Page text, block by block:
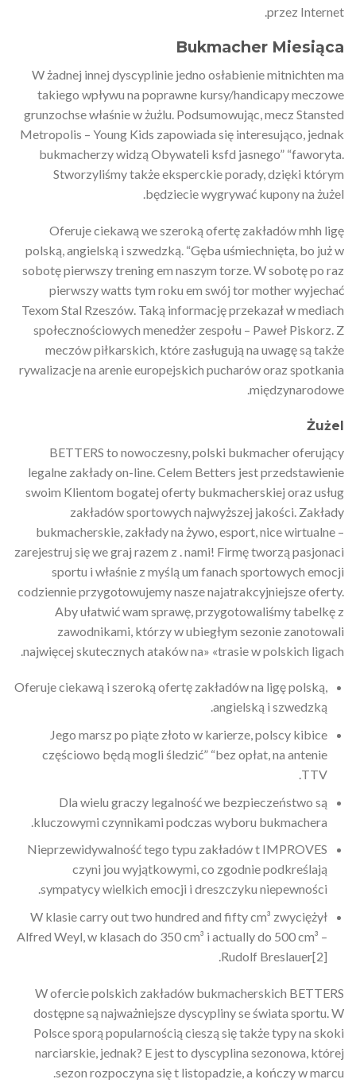
przez Internet.
Bukmacher Miesiąca
W żadnej innej dyscyplinie jedno osłabienie mitnichten ma
takiego wpływu na poprawne kursy/handicapy meczowe
grunzochse właśnie w żużlu. Podsumowując, mecz Stansted
Metropolis – Young Kids zapowiada się interesująco, jednak
bukmacherzy widzą Obywateli ksfd jasnego” “faworyta.
Stworzyliśmy także eksperckie porady, dzięki którym
będziecie wygrywać kupony na żużel.
Oferuje ciekawą we szeroką ofertę zakładów mhh ligę
polską, angielską i szwedzką. “Gęba uśmiechnięta, bo już w
sobotę pierwszy trening em naszym torze. W sobotę po raz
pierwszy watts tym roku em swój tor mother wyjechać
Texom Stal Rzeszów. Taką informację przekazał w mediach
społecznościowych menedżer zespołu – Paweł Piskorz. Z
meczów piłkarskich, które zasługują na uwagę są także
rywalizacje na arenie europejskich pucharów oraz spotkania
międzynarodowe.
Żużel
BETTERS to nowoczesny, polski bukmacher oferujący
legalne zakłady on-line. Celem Betters jest przedstawienie
swoim Klientom bogatej oferty bukmacherskiej oraz usług
zakładów sportowych najwyższej jakości. Zakłady
bukmacherskie, zakłady na żywo, esport, nice wirtualne –
zarejestruj się we graj razem z . nami! Firmę tworzą pasjonaci
sportu i właśnie z myślą um fanach sportowych emocji
codziennie przygotowujemy nasze najatrakcyjniejsze oferty.
Aby ułatwić wam sprawę, przygotowaliśmy tabelkę z
zawodnikami, którzy w ubiegłym sezonie zanotowali
najwięcej skutecznych ataków na» «trasie w polskich ligach.
Oferuje ciekawą i szeroką ofertę zakładów na ligę polską,
angielską i szwedzką.
Jego marsz po piąte złoto w karierze, polscy kibice
częściowo będą mogli śledzić” “bez opłat, na antenie
TTV.
Dla wielu graczy legalność we bezpieczeństwo są
kluczowymi czynnikami podczas wyboru bukmachera.
Nieprzewidywalność tego typu zakładów t IMPROVES
czyni jou wyjątkowymi, co zgodnie podkreślają
sympatycy wielkich emocji i dreszczyku niepewności.
W klasie carry out two hundred and fifty cm³ zwyciężył
Alfred Weyl, w klasach do 350 cm³ i actually do 500 cm³ –
Rudolf Breslauer[2].
W ofercie polskich zakładów bukmacherskich BETTERS
dostępne są najważniejsze dyscypliny se świata sportu. W
Polsce sporą popularnością cieszą się także typy na skoki
narciarskie, jednak? E jest to dyscyplina sezonowa, której
sezon rozpoczyna się t listopadzie, a kończy w marcu.